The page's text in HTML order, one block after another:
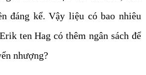
đáng kể. Vậy liệu có bao nhiêu
ten Hag có thêm ngân sách để
nhượng?